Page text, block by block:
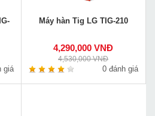
giá
Máy hàn Tig LG TIG-210
4,290,000 VNĐ
4,530,000 VNĐ
0 đánh giá